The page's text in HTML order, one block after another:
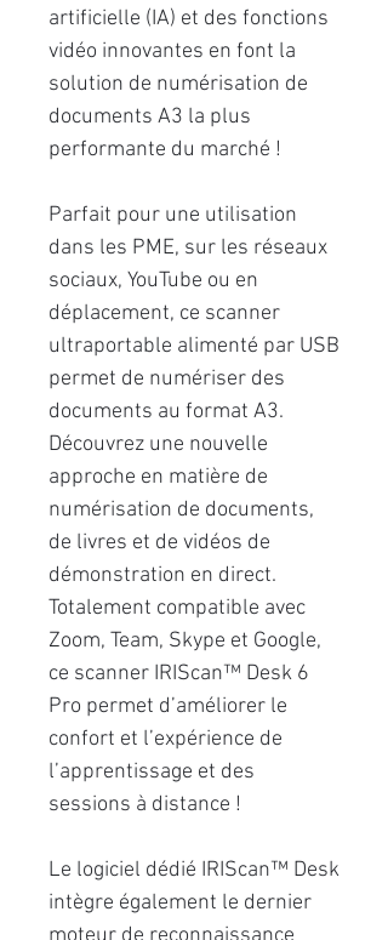
artificielle (IA) et des fonctions
vidéo innovantes en font la
solution de numérisation de
documents A3 la plus
performante du marché !
Parfait pour une utilisation
dans les PME, sur les réseaux
sociaux, YouTube ou en
déplacement, ce scanner
ultraportable alimenté par USB
permet de numériser des
documents au format A3.
Découvrez une nouvelle
approche en matière de
numérisation de documents,
de livres et de vidéos de
démonstration en direct.
Totalement compatible avec
Zoom, Team, Skype et Google,
ce scanner IRIScan™ Desk 6
Pro permet d’améliorer le
confort et l’expérience de
l’apprentissage et des
sessions à distance !
Le logiciel dédié IRIScan™ Desk
intègre également le dernier